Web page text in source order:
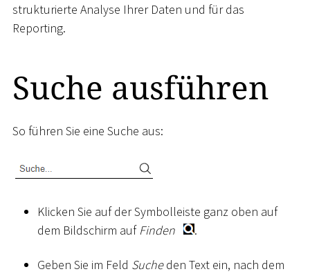
strukturierte Analyse Ihrer Daten und für das
Reporting.
Suche ausführen
So führen Sie eine Suche aus:
Klicken Sie auf der Symbolleiste ganz oben auf
dem Bildschirm aufFinden .
Geben Sie im Feld Sucheden Text ein, nach dem